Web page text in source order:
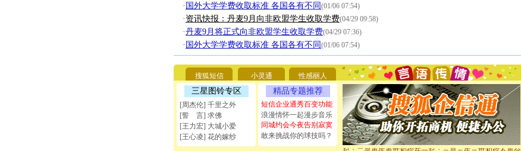
· 国外大学学费收取标准 各国各有不同 (01/06 07:54)
· 资讯快报： 丹麦9月向非欧盟学生收取学费(04/29 09:58)
·丹麦9月将正式向非欧盟学生收取学费(04/29 07:36)
· 国外大学学费收取标准 各国各有不同 (01/06 07:54)
搜狐短信 小灵通 性感丽人
三星图铃专区
[周杰伦] 千里之外
[誓 言] 求佛
[王力宏] 大城小爱
[王心凌] 花的嫁纱
精品专题推荐
短信企业通秀百变功能
浪漫情怀一起漫步音乐
同城约会今夜告别寂寞
敢来挑战你的球技吗？
圣诞节到了，想想没什么送给你的，又不打算给
你太多，只有给你五千万：千万快乐！千万要健康！千万
要平安！千万要知足！千万不要忘记我！
[圣诞节]不只这样的日子才会想起你,而是这样的日子才
能正大光明地骚扰你,告诉你,圣诞要快乐!新年要快乐!天
天都要快乐噢!
[圣诞节]奉上一颗祝福的心,在这个特别的日子里,愿幸福,
如意,快乐,鲜花,一切美好的祝愿与你同在.圣诞快乐!
[元旦]看到你我会触电；看不到你我要充电；没有你我会
断电。爱你是我职业，想你是我事业，抱你是我特长，吻
你是我专业！水晶之恋祝你新年快乐
[元旦]如果上天让我许三个愿望，一是今生今世和你在一
起；二是再生再世和你在一起；三是三生三世和你不再分